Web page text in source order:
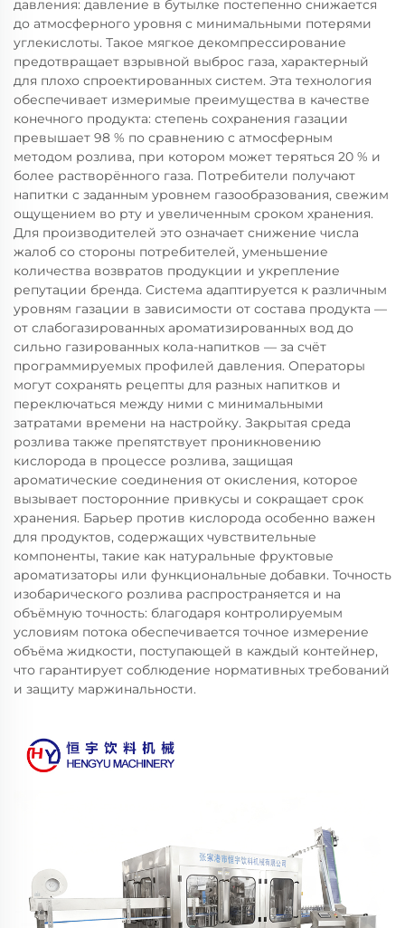
давления: давление в бутылке постепенно снижается
до атмосферного уровня с минимальными потерями
углекислоты. Такое мягкое декомпрессирование
предотвращает взрывной выброс газа, характерный
для плохо спроектированных систем. Эта технология
обеспечивает измеримые преимущества в качестве
конечного продукта: степень сохранения газации
превышает 98 % по сравнению с атмосферным
методом розлива, при котором может теряться 20 % и
более растворённого газа. Потребители получают
напитки с заданным уровнем газообразования, свежим
ощущением во рту и увеличенным сроком хранения.
Для производителей это означает снижение числа
жалоб со стороны потребителей, уменьшение
количества возвратов продукции и укрепление
репутации бренда. Система адаптируется к различным
уровням газации в зависимости от состава продукта —
от слабогазированных ароматизированных вод до
сильно газированных кола-напитков — за счёт
программируемых профилей давления. Операторы
могут сохранять рецепты для разных напитков и
переключаться между ними с минимальными
затратами времени на настройку. Закрытая среда
розлива также препятствует проникновению
кислорода в процессе розлива, защищая
ароматические соединения от окисления, которое
вызывает посторонние привкусы и сокращает срок
хранения. Барьер против кислорода особенно важен
для продуктов, содержащих чувствительные
компоненты, такие как натуральные фруктовые
ароматизаторы или функциональные добавки. Точность
изобарического розлива распространяется и на
объёмную точность: благодаря контролируемым
условиям потока обеспечивается точное измерение
объёма жидкости, поступающей в каждый контейнер,
что гарантирует соблюдение нормативных требований
и защиту маржинальности.